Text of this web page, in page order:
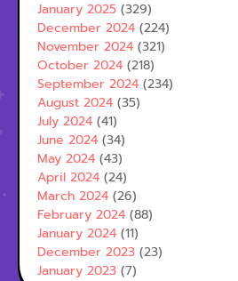
January 2025 (329)
December 2024 (224)
November 2024 (321)
October 2024 (218)
September 2024 (234)
August 2024 (35)
July 2024 (41)
June 2024 (34)
May 2024 (43)
April 2024 (24)
March 2024 (26)
February 2024 (88)
January 2024 (11)
December 2023 (23)
January 2023 (7)